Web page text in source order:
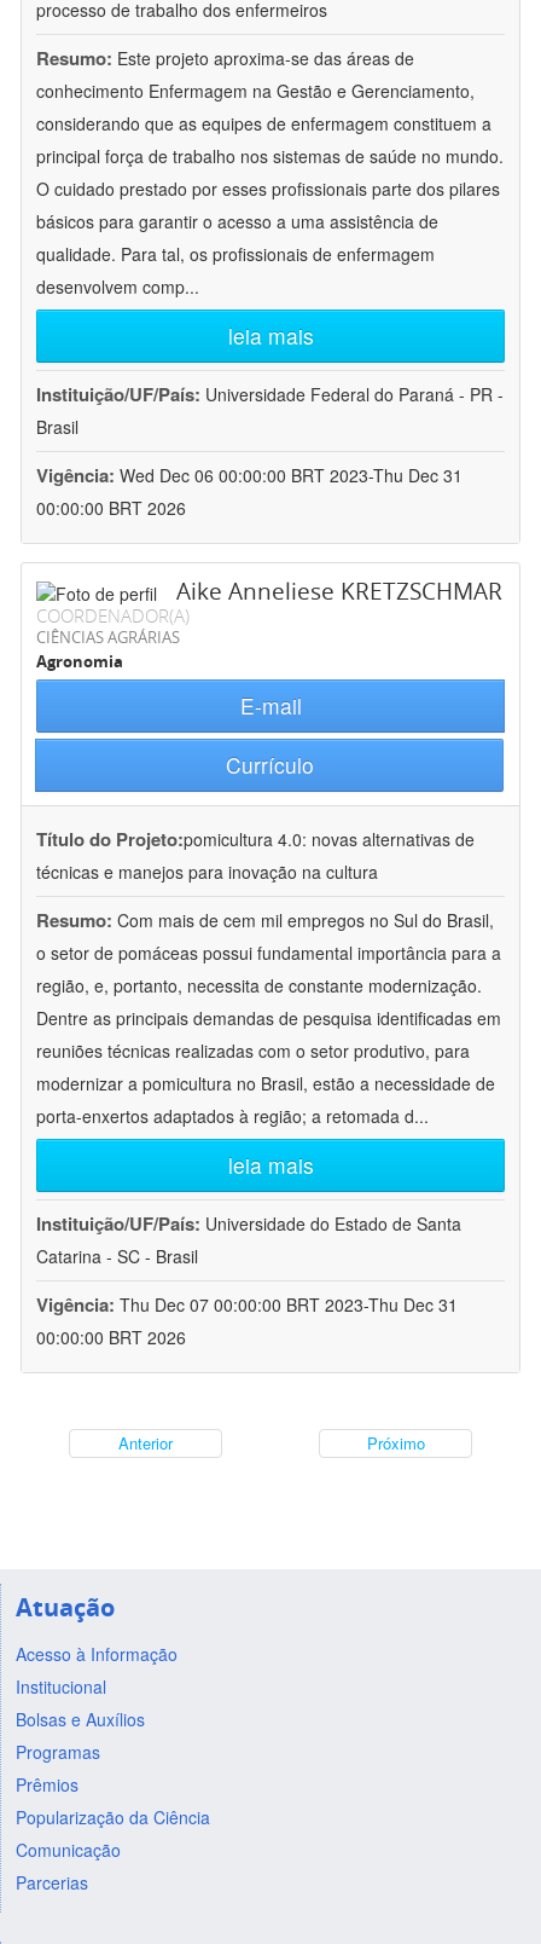
processo de trabalho dos enfermeiros
Resumo: Este projeto aproxima-se das áreas de
conhecimento Enfermagem na Gestão e Gerenciamento,
considerando que as equipes de enfermagem constituem a
principal força de trabalho nos sistemas de saúde no mundo.
O cuidado prestado por esses profissionais parte dos pilares
básicos para garantir o acesso a uma assistência de
qualidade. Para tal, os profissionais de enfermagem
desenvolvem comp...
leia mais
Instituição/UF/País: Universidade Federal do Paraná - PR -
Brasil
Vigência: Wed Dec 06 00:00:00 BRT 2023-Thu Dec 31
00:00:00 BRT 2026
Aike Anneliese KRETZSCHMAR
COORDENADOR(A)
CIÊNCIAS AGRÁRIAS
Agronomia
E-mail
Currículo
Título do Projeto:pomicultura 4.0: novas alternativas de
técnicas e manejos para inovação na cultura
Resumo: Com mais de cem mil empregos no Sul do Brasil,
o setor de pomáceas possui fundamental importância para a
região, e, portanto, necessita de constante modernização.
Dentre as principais demandas de pesquisa identificadas em
reuniões técnicas realizadas com o setor produtivo, para
modernizar a pomicultura no Brasil, estão a necessidade de
porta-enxertos adaptados à região; a retomada d...
leia mais
Instituição/UF/País: Universidade do Estado de Santa
Catarina - SC - Brasil
Vigência: Thu Dec 07 00:00:00 BRT 2023-Thu Dec 31
00:00:00 BRT 2026
Anterior Próximo
Atuação
Acesso à Informação
Institucional
Bolsas e Auxílios
Programas
Prêmios
Popularização da Ciência
Comunicação
Parcerias